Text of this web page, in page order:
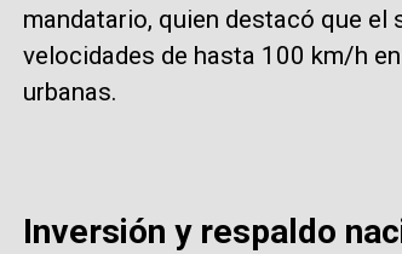
mandatario, quien destacó que
velocidades de hasta 100 km/h
urbanas.
Inversión y respaldo